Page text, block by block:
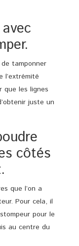
tamponner
l’extrémité
que les lignes
juste un
côtés
que l’on a
Pour cela, il
pour le
au centre du